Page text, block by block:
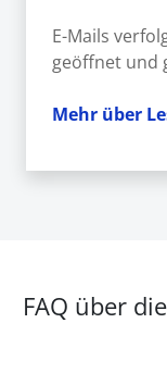
E-Mails
geöffnet und
Mehr über
FAQ über